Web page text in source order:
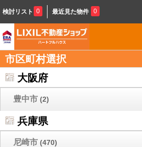
検討リスト 0 最近見た物件 0
市区町村選択
大阪府
豊中市 (2)
兵庫県
尼崎市 (470)